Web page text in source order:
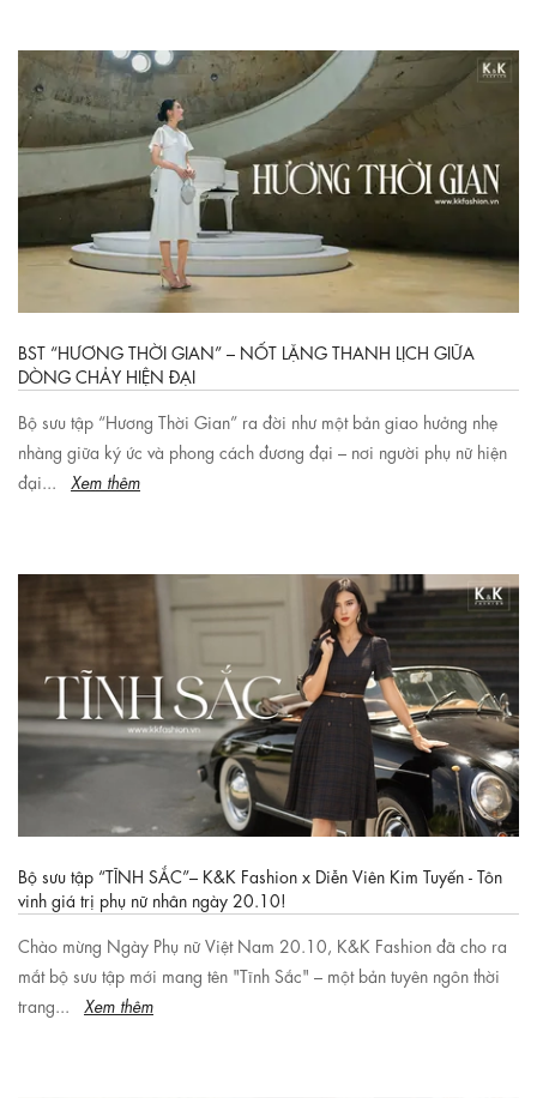
BST “HƯƠNG THỜI GIAN” – NỐT LẶNG THANH LỊCH GIỮA
DÒNG CHẢY HIỆN ĐẠI
Bộ sưu tập “Hương Thời Gian” ra đời như một bản giao hưởng nhẹ
nhàng giữa ký ức và phong cách đương đại – nơi người phụ nữ hiện
đại...
Xem thêm
Bộ sưu tập “TĨNH SẮC”– K&K Fashion x Diễn Viên Kim Tuyến - Tôn
vinh giá trị phụ nữ nhân ngày 20.10!
Chào mừng Ngày Phụ nữ Việt Nam 20.10, K&K Fashion đã cho ra
mắt bộ sưu tập mới mang tên "Tĩnh Sắc" – một bản tuyên ngôn thời
trang...
Xem thêm